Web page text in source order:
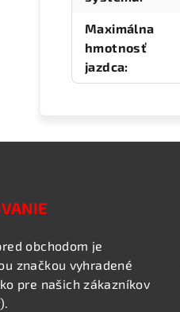
Maximálna
hmotnosť
jazdca:
obchodom je
značkou vyhradené
pre našich zákazníkov